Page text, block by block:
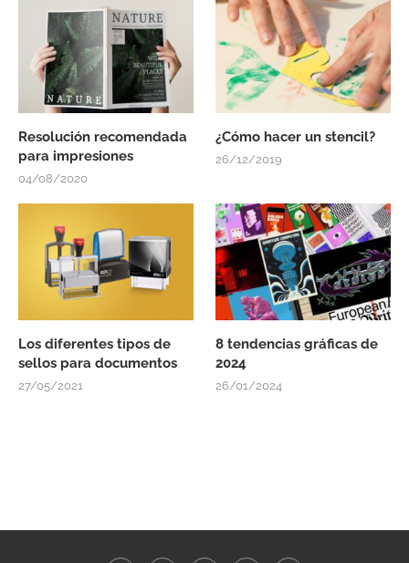
Resolución recomendada
para impresiones
04/08/2020
¿Cómo hacer un stencil?
26/12/2019
Los diferentes tipos de
sellos para documentos
27/05/2021
8 tendencias gráficas de
2024
26/01/2024